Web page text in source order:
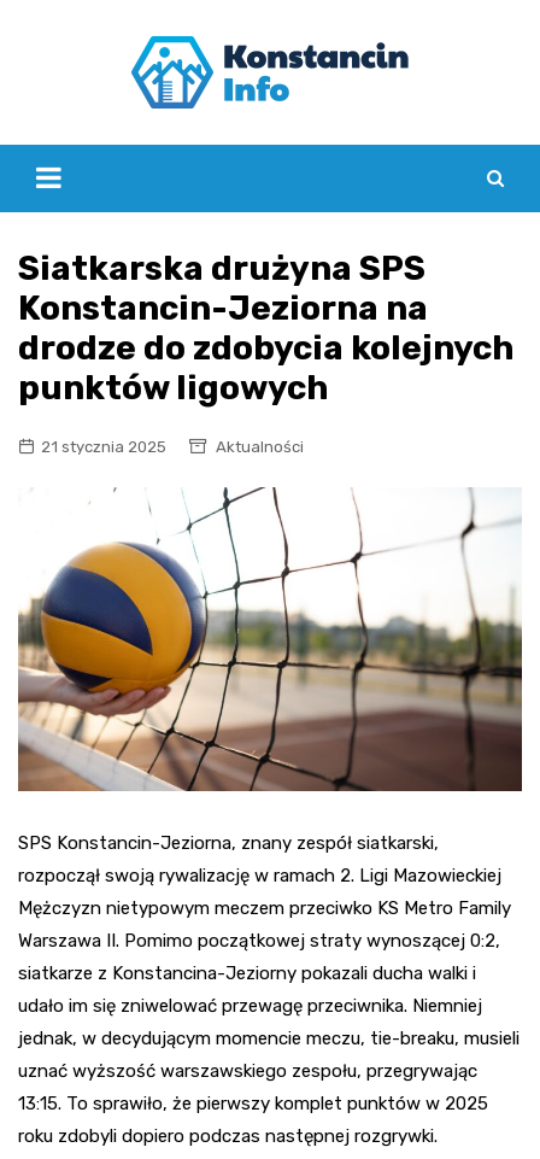
Siatkarska drużyna SPS
Konstancin-Jeziorna na
drodze do zdobycia kolejnych
punktów ligowych
21 stycznia 2025 Aktualności
SPS Konstancin-Jeziorna, znany zespół siatkarski,
rozpoczął swoją rywalizację w ramach 2. Ligi Mazowieckiej
Mężczyzn nietypowym meczem przeciwko KS Metro Family
Warszawa II. Pomimo początkowej straty wynoszącej 0:2,
siatkarze z Konstancina-Jeziorny pokazali ducha walki i
udało im się zniwelować przewagę przeciwnika. Niemniej
jednak, w decydującym momencie meczu, tie-breaku, musieli
uznać wyższość warszawskiego zespołu, przegrywając
13:15. To sprawiło, że pierwszy komplet punktów w 2025
roku zdobyli dopiero podczas następnej rozgrywki.